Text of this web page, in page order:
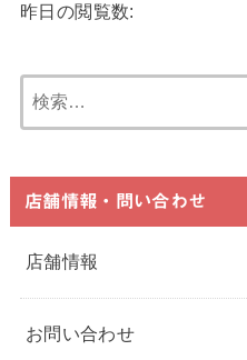
昨日の閲覧数:
店舗情報・問い合わせ
店舗情報
お問い合わせ